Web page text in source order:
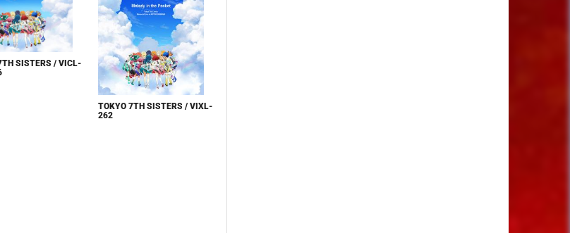
SISTERS / VICL-
TOKYO 7TH SISTERS / VIXL-
262